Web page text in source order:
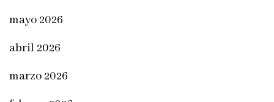
mayo 2026
abril 2026
marzo 2026